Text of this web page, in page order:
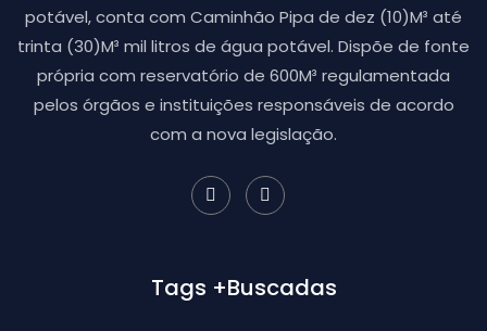
potável, conta com Caminhão Pipa de dez (10)M³ até
trinta (30)M³ mil litros de água potável. Dispõe de fonte
própria com reservatório de 600M³ regulamentada
pelos órgãos e instituições responsáveis de acordo
com a nova legislação.
Tags +Buscadas